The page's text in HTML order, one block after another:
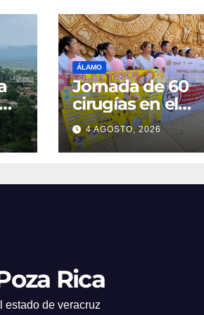
ÁLAMO
Jornada de 60
cirugías en el
Hospital General
4 AGOSTO, 2026
Rica
estado de veracruz